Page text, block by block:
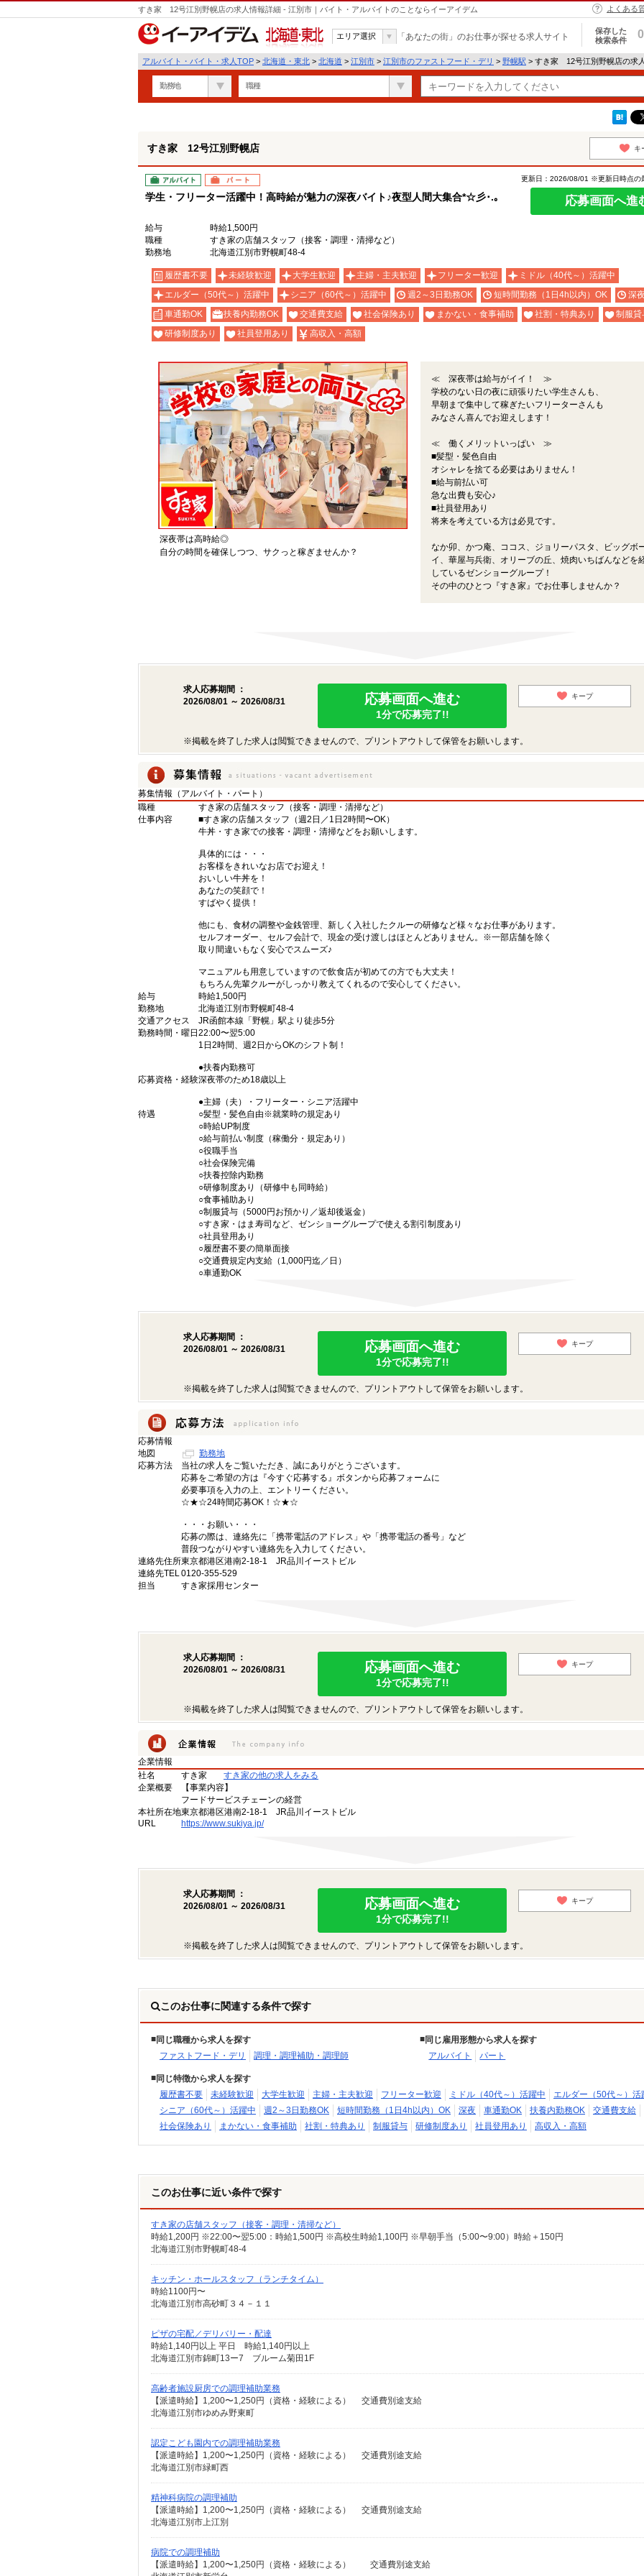
すき家 12号江別野幌店の求人情報詳細 - 江別市｜バイト・アルバイトのことならイーアイデム よくある
北海道・東北
エリア選択 「あなたの街」のお仕事が探せる求人サイト
保存した
検索条件
0
アルバイト・バイト・求人TOP > 北海道・東北 > 北海道 > 江別市 > 江別市のファストフード・デリ > 野幌駅 > すき家 12号江別野幌店の求
勤務地 職種
すき家 12号江別野幌店 キ
アルバイト パート
学生・フリーター活躍中！高時給が魅力の深夜バイト♪夜型人間大集合*☆彡･.｡
更新日：2026/08/01 ※更新日時点の
応募画面へ進
給与
時給1,500円
職種
すき家の店舗スタッフ（接客・調理・清掃など）
勤務地
北海道江別市野幌町48-4
履歴書不要 未経験歓迎 大学生歓迎 主婦・主夫歓迎 フリーター歓迎
ミドル（40代～）活躍中
エルダー（50代～）活躍中
シニア（60代～）活躍中 週2～3日勤務OK 短時間勤務（1日4h以内）OK
深
車通勤OK
扶養内勤務OK 交通費支給 社会保険あり まかない・食事補助 社割・特典あり
制服貸
研修制度あり
社員登用あり 高収入・高額
深夜帯は高時給◎
自分の時間を確保しつつ、サクっと稼ぎませんか？
≪ 深夜帯は給与がイイ！ ≫
学校のない日の夜に頑張りたい学生さんも、
早朝まで集中して稼ぎたいフリーターさんも
みなさん喜んでお迎えします！
≪ 働くメリットいっぱい ≫
■髪型・髪色自由
オシャレを捨てる必要はありません！
■給与前払い可
急な出費も安心♪
■社員登用あり
将来を考えている方は必見です。
なか卯、かつ庵、ココス、ジョリーパスタ、ビッグボ
イ、華屋与兵衛、オリーブの丘、焼肉いちばんなどを
しているゼンショーグループ！
その中のひとつ『すき家』でお仕事しませんか？
求人応募期間 ：
2026/08/01 ～ 2026/08/31
応募画面へ進む
1分で応募完了!!
キープ
※掲載を終了した求人は閲覧できませんので、プリントアウトして保管をお願いします。
募集情報（アルバイト・パート）
職種
すき家の店舗スタッフ（接客・調理・清掃など）
仕事内容
■すき家の店舗スタッフ（週2日／1日2時間〜OK）
牛丼・すき家での接客・調理・清掃などをお願いします。
具体的には・・・
お客様をきれいなお店でお迎え！
おいしい牛丼を！
あなたの笑顔で！
すばやく提供！
他にも、食材の調整や金銭管理、新しく入社したクルーの研修など様々なお仕事があります。
セルフオーダー、セルフ会計で、現金の受け渡しはほとんどありません。※一部店舗を除く
取り間違いもなく安心でスムーズ♪
マニュアルも用意していますので飲食店が初めての方でも大丈夫！
もちろん先輩クルーがしっかり教えてくれるので安心してください。
給与
時給1,500円
勤務地
北海道江別市野幌町48-4
交通アクセス
JR函館本線「野幌」駅より徒歩5分
勤務時間・曜日 22:00〜翌5:00
1日2時間、週2日からOKのシフト制！
●扶養内勤務可
応募資格・経験深夜帯のため18歳以上
●主婦（夫）・フリーター・シニア活躍中
待遇
○髪型・髪色自由※就業時の規定あり
○時給UP制度
○給与前払い制度（稼働分・規定あり）
○役職手当
○社会保険完備
○扶養控除内勤務
○研修制度あり（研修中も同時給）
○食事補助あり
○制服貸与（5000円お預かり／返却後返金）
○すき家・はま寿司など、ゼンショーグループで使える割引制度あり
○社員登用あり
○履歴書不要の簡単面接
○交通費規定内支給（1,000円迄／日）
○車通勤OK
求人応募期間 ：
2026/08/01 ～ 2026/08/31
応募画面へ進む
1分で応募完了!!
キープ
※掲載を終了した求人は閲覧できませんので、プリントアウトして保管をお願いします。
応募情報
地図
勤務地
応募方法
当社の求人をご覧いただき、誠にありがとうございます。
応募をご希望の方は『今すぐ応募する』ボタンから応募フォームに
必要事項を入力の上、エントリーください。
☆★☆24時間応募OK！☆★☆
・・・お願い・・・
応募の際は、連絡先に「携帯電話のアドレス」や「携帯電話の番号」など
普段つながりやすい連絡先を入力してください。
連絡先住所東京都港区港南2-18-1 JR品川イーストビル
連絡先TEL0120-355-529
担当
すき家採用センター
求人応募期間 ：
2026/08/01 ～ 2026/08/31
応募画面へ進む
1分で応募完了!!
キープ
※掲載を終了した求人は閲覧できませんので、プリントアウトして保管をお願いします。
企業情報
社名
すき家
すき家の他の求人をみる
企業概要
【事業内容】
フードサービスチェーンの経営
本社所在地東京都港区港南2-18-1 JR品川イーストビル
URL
https://www.sukiya.jp/
求人応募期間 ：
2026/08/01 ～ 2026/08/31
応募画面へ進む
1分で応募完了!!
キープ
※掲載を終了した求人は閲覧できませんので、プリントアウトして保管をお願いします。
このお仕事に関連する条件で探す
同じ職種から求人を探す
ファストフード・デリ
調理・調理補助・調理師
同じ雇用形態から求人を探す
アルバイト
パート
同じ特徴から求人を探す
履歴書不要
未経験歓迎 大学生歓迎 主婦・主夫歓迎 フリーター歓迎 ミドル（40代～）活躍中
エルダー（50代～）活
シニア（60代～）活躍中
週2～3日勤務OK 短時間勤務（1日4h以内）OK 深夜 車通勤OK 扶養内勤務OK
交通費支給
社会保険あり
まかない・食事補助 社割・特典あり 制服貸与 研修制度あり 社員登用あり 高収入・高額
このお仕事に近い条件で探す
すき家の店舗スタッフ（接客・調理・清掃など）
時給1,200円 ※22:00〜翌5:00：時給1,500円 ※高校生時給1,100円 ※早朝手当（5:00〜9:00）時給＋150円
北海道江別市野幌町48-4
キッチン・ホールスタッフ（ランチタイム）
時給1100円〜
北海道江別市高砂町３４－１１
ピザの宅配／デリバリー・配達
時給1,140円以上 平日 時給1,140円以上
北海道江別市錦町13ー7 ブルーム菊田1F
高齢者施設厨房での調理補助業務
【派遣時給】1,200〜1,250円（資格・経験による） 交通費別途支給
北海道江別市ゆめみ野東町
認定こども園内での調理補助業務
【派遣時給】1,200〜1,250円（資格・経験による） 交通費別途支給
北海道江別市緑町西
精神科病院の調理補助
【派遣時給】1,200〜1,250円（資格・経験による） 交通費別途支給
北海道江別市上江別
病院での調理補助
【派遣時給】1,200〜1,250円（資格・経験による） 交通費別途支給